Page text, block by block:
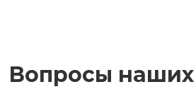
Вопросы наших